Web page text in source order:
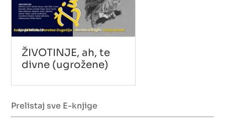
ŽIVOTINJE, ah, te
divne (ugrožene)
Prelistaj sve E-knjige